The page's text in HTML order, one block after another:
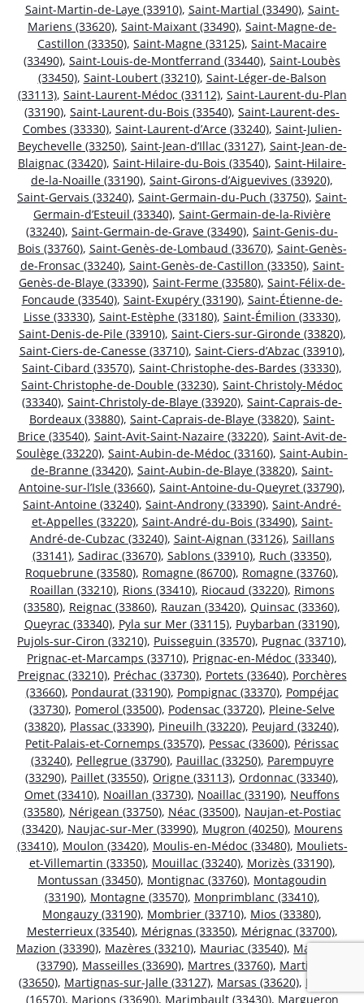
Saint-Martin-de-Laye (33910), Saint-Martial (33490), Saint-
Mariens (33620), Saint-Maixant (33490), Saint-Magne-de-
Castillon (33350), Saint-Magne (33125), Saint-Macaire
(33490), Saint-Louis-de-Montferrand (33440), Saint-Loubès
(33450), Saint-Loubert (33210), Saint-Léger-de-Balson
(33113), Saint-Laurent-Médoc (33112), Saint-Laurent-du-Plan
(33190), Saint-Laurent-du-Bois (33540), Saint-Laurent-des-
Combes (33330), Saint-Laurent-d’Arce (33240), Saint-Julien-
Beychevelle (33250), Saint-Jean-d’Illac (33127), Saint-Jean-de-
Blaignac (33420), Saint-Hilaire-du-Bois (33540), Saint-Hilaire-
de-la-Noaille (33190), Saint-Girons-d’Aiguevives (33920),
Saint-Gervais (33240), Saint-Germain-du-Puch (33750), Saint-
Germain-d’Esteuil (33340), Saint-Germain-de-la-Rivière
(33240), Saint-Germain-de-Grave (33490), Saint-Genis-du-
Bois (33760), Saint-Genès-de-Lombaud (33670), Saint-Genès-
de-Fronsac (33240), Saint-Genès-de-Castillon (33350), Saint-
Genès-de-Blaye (33390), Saint-Ferme (33580), Saint-Félix-de-
Foncaude (33540), Saint-Exupéry (33190), Saint-Étienne-de-
Lisse (33330), Saint-Estèphe (33180), Saint-Émilion (33330),
Saint-Denis-de-Pile (33910), Saint-Ciers-sur-Gironde (33820),
Saint-Ciers-de-Canesse (33710), Saint-Ciers-d’Abzac (33910),
Saint-Cibard (33570), Saint-Christophe-des-Bardes (33330),
Saint-Christophe-de-Double (33230), Saint-Christoly-Médoc
(33340), Saint-Christoly-de-Blaye (33920), Saint-Caprais-de-
Bordeaux (33880), Saint-Caprais-de-Blaye (33820), Saint-
Brice (33540), Saint-Avit-Saint-Nazaire (33220), Saint-Avit-de-
Soulège (33220), Saint-Aubin-de-Médoc (33160), Saint-Aubin-
de-Branne (33420), Saint-Aubin-de-Blaye (33820), Saint-
Antoine-sur-l’Isle (33660), Saint-Antoine-du-Queyret (33790),
Saint-Antoine (33240), Saint-Androny (33390), Saint-André-
et-Appelles (33220), Saint-André-du-Bois (33490), Saint-
André-de-Cubzac (33240), Saint-Aignan (33126), Saillans
(33141), Sadirac (33670), Sablons (33910), Ruch (33350),
Roquebrune (33580), Romagne (86700), Romagne (33760),
Roaillan (33210), Rions (33410), Riocaud (33220), Rimons
(33580), Reignac (33860), Rauzan (33420), Quinsac (33360),
Queyrac (33340), Pyla sur Mer (33115), Puybarban (33190),
Pujols-sur-Ciron (33210), Puisseguin (33570), Pugnac (33710),
Prignac-et-Marcamps (33710), Prignac-en-Médoc (33340),
Preignac (33210), Préchac (33730), Portets (33640), Porchères
(33660), Pondaurat (33190), Pompignac (33370), Pompéjac
(33730), Pomerol (33500), Podensac (33720), Pleine-Selve
(33820), Plassac (33390), Pineuilh (33220), Peujard (33240),
Petit-Palais-et-Cornemps (33570), Pessac (33600), Périssac
(33240), Pellegrue (33790), Pauillac (33250), Parempuyre
(33290), Paillet (33550), Origne (33113), Ordonnac (33340),
Omet (33410), Noaillan (33730), Noaillac (33190), Neuffons
(33580), Nérigean (33750), Néac (33500), Naujan-et-Postiac
(33420), Naujac-sur-Mer (33990), Mugron (40250), Mourens
(33410), Moulon (33420), Moulis-en-Médoc (33480), Mouliets-
et-Villemartin (33350), Mouillac (33240), Morizès (33190),
Montussan (33450), Montignac (33760), Montagoudin
(33190), Montagne (33570), Monprimblanc (33410),
Mongauzy (33190), Mombrier (33710), Mios (33380),
Mesterrieux (33540), Mérignas (33350), Mérignac (33700),
Mazion (33390), Mazères (33210), Mauriac (33540), Massugas
(33790), Masseilles (33690), Martres (33760), Martillac
(33650), Martignas-sur-Jalle (33127), Marsas (33620), Marsac
(16570), Marions (33690), Marimbault (33430), Margueron